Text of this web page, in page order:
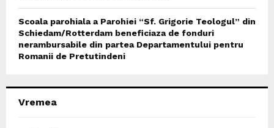
Scoala parohiala a Parohiei “Sf. Grigorie Teologul” din
Schiedam/Rotterdam beneficiaza de fonduri
nerambursabile din partea Departamentului pentru
Romanii de Pretutindeni
Vremea